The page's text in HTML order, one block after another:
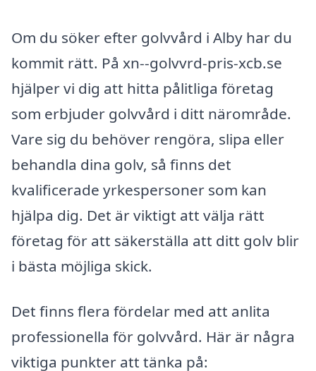
Om du söker efter golvvård i Alby har du
kommit rätt. På xn--golvvrd-pris-xcb.se
hjälper vi dig att hitta pålitliga företag
som erbjuder golvvård i ditt närområde.
Vare sig du behöver rengöra, slipa eller
behandla dina golv, så finns det
kvalificerade yrkespersoner som kan
hjälpa dig. Det är viktigt att välja rätt
företag för att säkerställa att ditt golv blir
i bästa möjliga skick.
Det finns flera fördelar med att anlita
professionella för golvvård. Här är några
viktiga punkter att tänka på: